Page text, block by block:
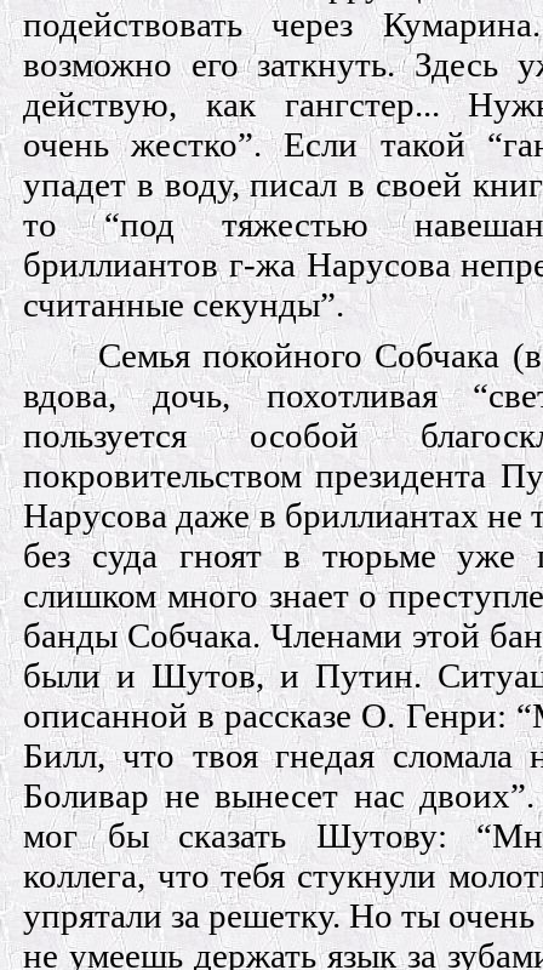
подействовать через
возможно его заткнуть. Здесь
действую, как гангстер...
очень жестко”. Если такой
упадет в воду, писал в своей
то “под тяжестью
бриллиантов г-жа Нарусова
считанные секунды”.
Семья покойного Собчака
вдова, дочь, похотливая
пользуется особой
покровительством президента
Нарусова даже в бриллиантах
без суда гноят в тюрьме уже
слишком много знает о
банды Собчака. Членами этой
были и Шутов, и Путин.
описанной в рассказе О. Генри:
Билл, что твоя гнедая сломала
Боливар не вынесет нас
мог бы сказать Шутову:
коллега, что тебя стукнули
упрятали за решетку. Но ты
не умеешь держать язык за